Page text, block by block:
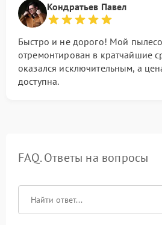
Кондратьев Павел
Быстро и не дорого! Мой
отремонтирован в кратчайшие
оказался исключительным, а
доступна.
FAQ. Ответы на вопросы